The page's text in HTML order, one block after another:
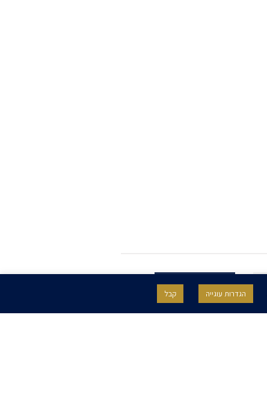
הגדרות עוגייה קבל